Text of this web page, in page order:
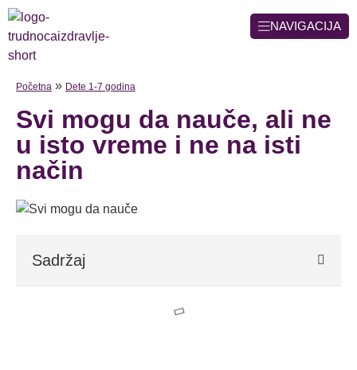
NAVIGACIJA
Početna » Dete 1-7 godina
Svi mogu da nauče, ali ne
u isto vreme i ne na isti
način
Sadržaj